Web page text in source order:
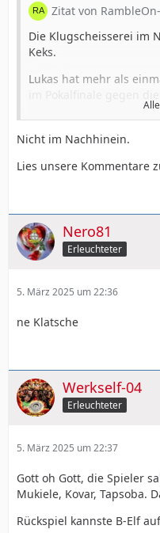
Zitat von
Die Klugscheisserei im
Keks.
Lukas hat mehr als
Vor dem 0-1 null Druck
Wirtz verliert jeden Ball.
Frimpong vergibt ne
Aber Alonso vercoacht.
Nicht im Nachhinein.
Lies unsere Kommentare
Nero81
Erleuchteter
5. März 2025 um 22:36
ne Klatsche
Werkself-04
Erleuchteter
5. März 2025 um 22:37
Gott oh Gott, die Spieler
Mukiele, Kovar, Tapsoba.
Rückspiel kannste B-Elf